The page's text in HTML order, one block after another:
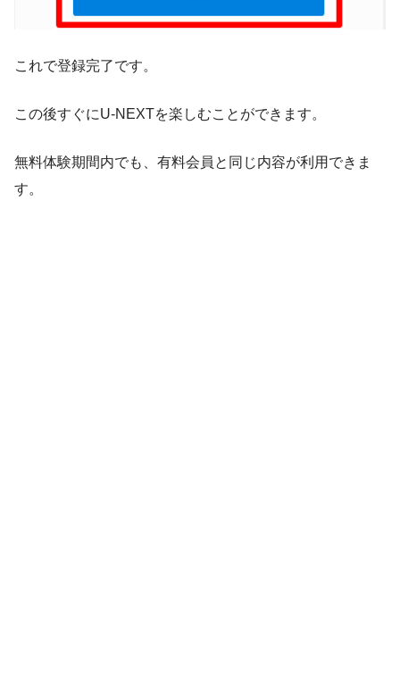
これで登録完了です。
この後すぐにU-NEXTを楽しむことができます。
無料体験期間内でも、有料会員と同じ内容が利用できま
す。